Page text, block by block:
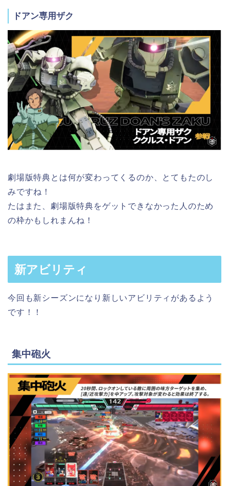
ドアン専用ザク
劇場版特典とは何が変わってくるのか、とてもたのし
みですね！
たはまた、劇場版特典をゲットできなかった人のため
の枠かもしれまんね！
新アビリティ
今回も新シーズンになり新しいアビリティがあるよう
です！！
集中砲火